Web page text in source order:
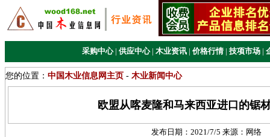
采购中心 | 供应中心 | 木业资讯 | 价格行情 | 技项市场 |
您的位置： 中国木业信息网主页 - 木业新闻中心
欧盟从喀麦隆和马来西亚进口的锯
发布日期： 2021/7/5 来源： 网络